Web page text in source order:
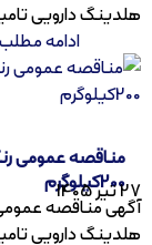
هلدینگ دارویی
ادامه مطلب
27 تیر 1405200کیلوگرم
آگهی مناقصه
هلدینگ دارویی